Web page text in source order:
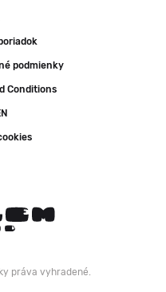
podmienky
Conditions
práva vyhradené.